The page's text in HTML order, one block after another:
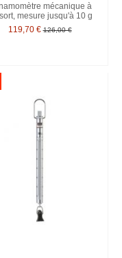
mécanique à
mesure jusqu'à 10 g
119,70 € 126,00 €